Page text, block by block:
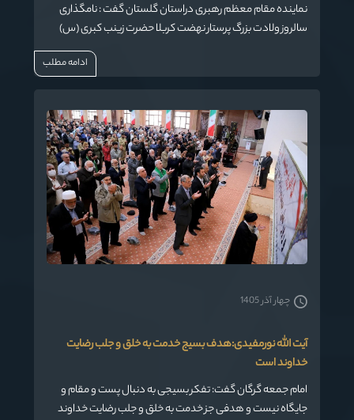
نماینده مقام معظم رهبری دراستان گلستان گفت : نامگذاری
سالروز ولادت بزرگ پرستار نهضت کربلا حضرت زینب کبری (س)
بنام روز پرستار بالاترین تجلیل از مقام ارزشمند جامعه پرستاری
است که یقین داریم خدای متعال هم شاکر این عزیزان خواهد
ادامه مطلب
آیت الله نورمفیدی:هدف بسیج خدمت به خلق و جلب رضایت
خداوند است
امام جمعه گرگان گفت: تفکر بسیجی به دنبال پست و مقام و
جایگاه نیست و هدفی جز خدمت به خلق و جلب رضایت خداوند
چهار آذر 1405